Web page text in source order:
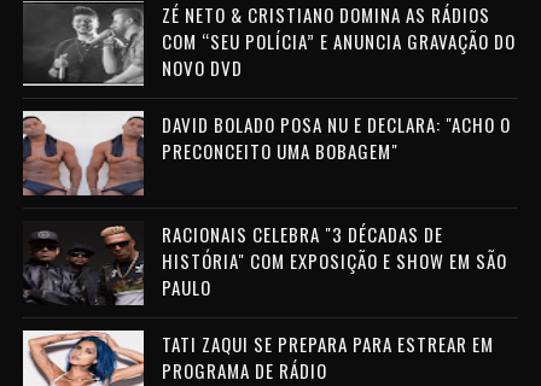
ZÉ NETO & CRISTIANO DOMINA AS RÁDIOS
COM “SEU POLÍCIA” E ANUNCIA GRAVAÇÃO DO
NOVO DVD
DAVID BOLADO POSA NU E DECLARA: "ACHO O
PRECONCEITO UMA BOBAGEM"
RACIONAIS CELEBRA "3 DÉCADAS DE
HISTÓRIA" COM EXPOSIÇÃO E SHOW EM SÃO
PAULO
TATI ZAQUI SE PREPARA PARA ESTREAR EM
PROGRAMA DE RÁDIO